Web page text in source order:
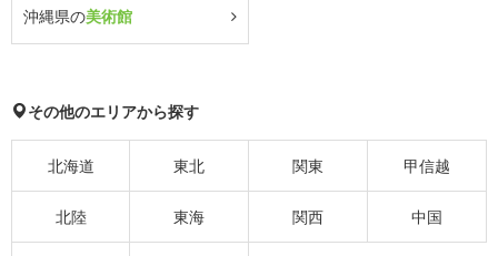
沖縄県の美術館
その他のエリアから探す
北海道 東北 関東 甲信越
北陸 東海 関西 中国